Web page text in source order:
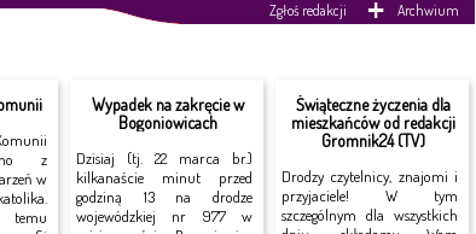
Zgłoś redakcji Archwium
z
w
temu
Wypadek na zakręcie w
Bogoniowicach
Dzisiaj (tj. 22 marca br.)
kilkanaście minut przed
godziną 13 na drodze
wojewódzkiej nr 977 w
Świąteczne życzenia dla
mieszkańców od redakcji
Gromnik24 (TV)
Drodzy czytelnicy, znajomi i
przyjaciele! W tym
szczególnym dla wszystkich